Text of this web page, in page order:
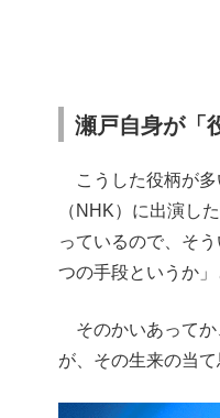
瀬戸自身が「
こうした役柄が多
（NHK）に出演し
っているので、そ
つの手段というか」
そのかいあってか
が、その生来の当